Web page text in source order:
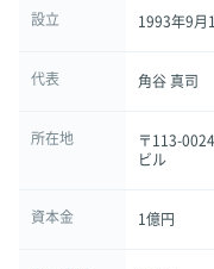
設立 1993年9月
代表 角谷 真司
所在地
〒113-
ビル
資本金 1億円